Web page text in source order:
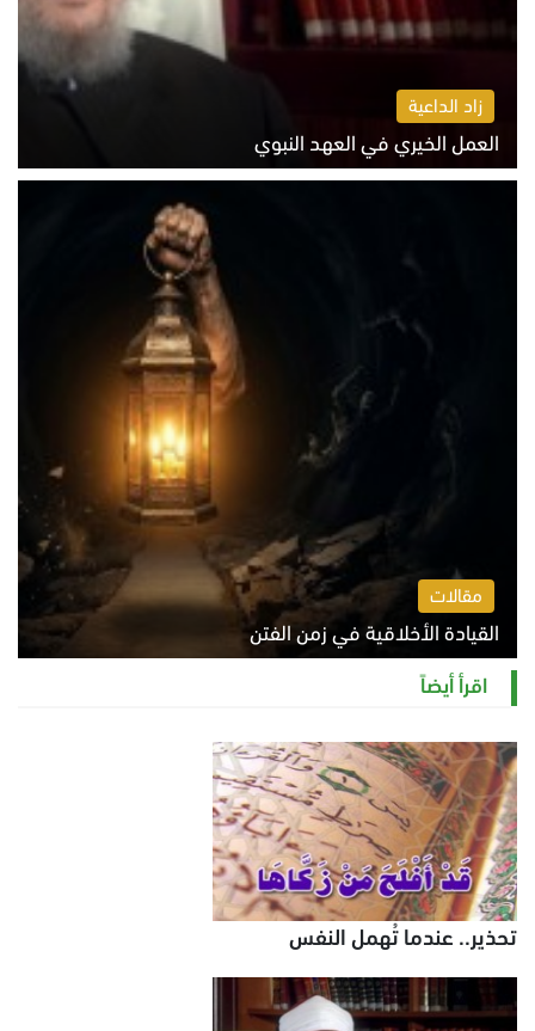
زاد الداعية
العمل الخيري في العهد النبوي
الاثنين 10 أغسطس 2026 10:55 ص
مقالات
القيادة الأخلاقية في زمن الفتن
الاثنين 10 أغسطس 2026 11:31 ص
اقرأ أيضاً
تحذير.. عندما تُهمل النفس